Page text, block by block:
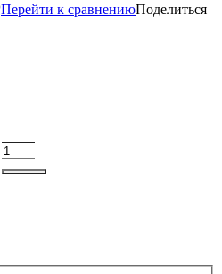
Перейти к сравнениюПоделиться
Количество